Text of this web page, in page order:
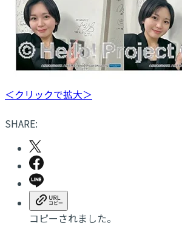
＜クリックで拡大＞
SHARE:
コピーされました。